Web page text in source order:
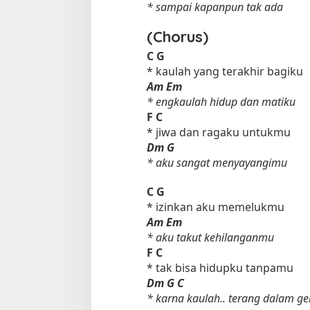
* sampai kapanpun tak ada
(Chorus)
C G
* kaulah yang terakhir bagiku
AmEm
* engkaulah hidup dan matiku
F C
* jiwa dan ragaku untukmu
Dm G
* aku sangat menyayangimu
C G
* izinkan aku memelukmu
AmEm
* aku takut kehilanganmu
F C
* tak bisa hidupku tanpamu
Dm G C
* karna kaulah.. terang dalam